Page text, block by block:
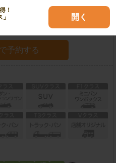
！
開く
馬場山東1-3-2
ジをご確認ください
予約する